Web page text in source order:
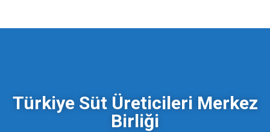
Türkiye Süt Üreticileri Merkez
Birliği